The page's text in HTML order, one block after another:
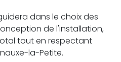
dans le choix des
de l'installation,
tout en respectant
la-Petite.